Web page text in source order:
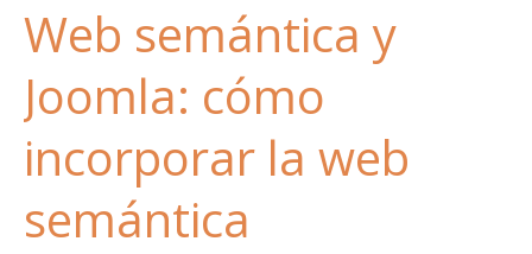
Web semántica y
Joomla: cómo
incorporar la web
semántica